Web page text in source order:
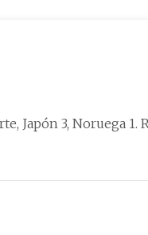
Noruega 1. Remate